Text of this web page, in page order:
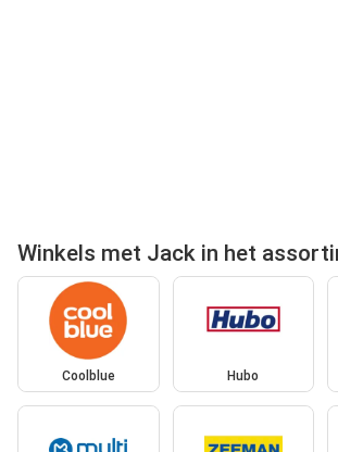
Winkels met Jack in het
Coolblue Hubo